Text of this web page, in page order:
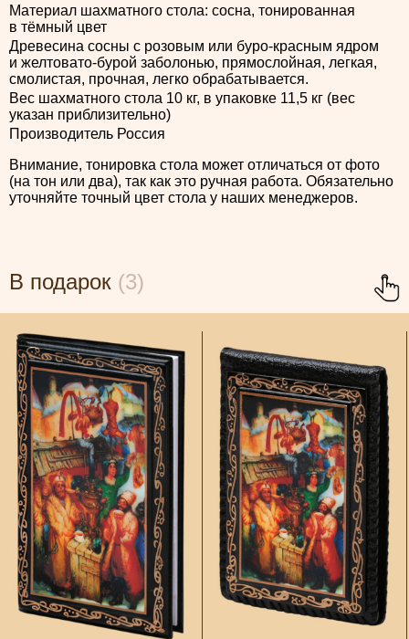
Материал шахматного стола: сосна, тонированная
в тёмный цвет
Древесина сосны с розовым или буро-красным ядром
и желтовато-бурой заболонью, прямослойная, легкая,
смолистая, прочная, легко обрабатывается.
Вес шахматного стола 10 кг, в упаковке 11,5 кг (вес
указан приблизительно)
Производитель Россия
Внимание, тонировка стола может отличаться от фото
(на тон или два), так как это ручная работа. Обязательно
уточняйте точный цвет стола у наших менеджеров.
В подарок (3)